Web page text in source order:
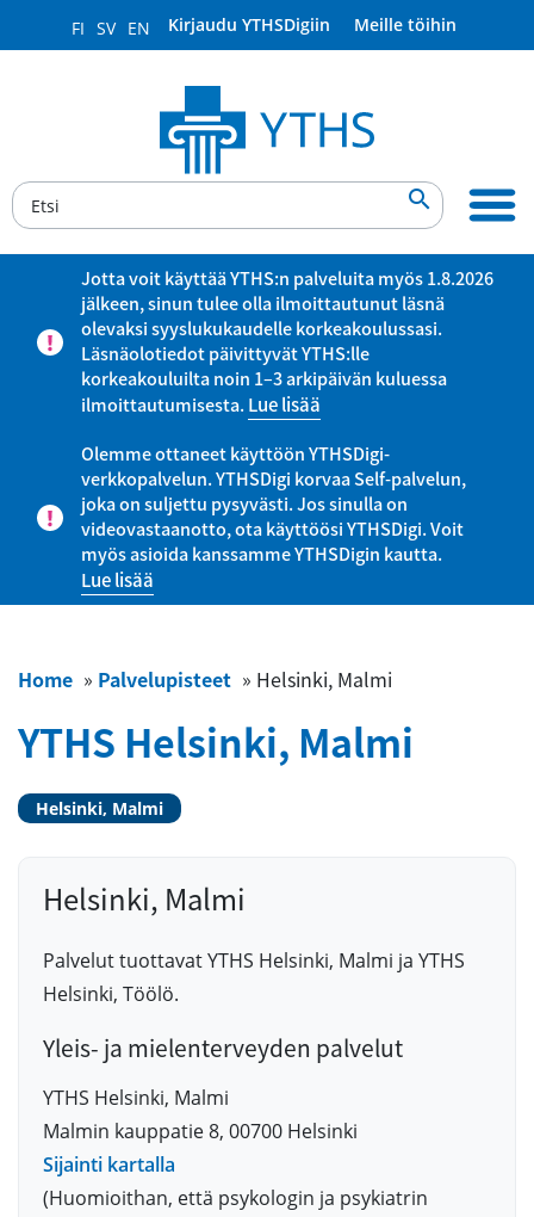
FI SV EN Kirjaudu YTHSDigiin Meille töihin

Jotta voit käyttää YTHS:n palveluita myös 1.8.2026
jälkeen, sinun tulee olla ilmoittautunut läsnä
olevaksi syyslukukaudelle korkeakoulussasi.
Läsnäolotiedot päivittyvät YTHS:lle
korkeakouluilta noin 1–3 arkipäivän kuluessa
ilmoittautumisesta.Lue lisää
Olemme ottaneet käyttöön YTHSDigi-
verkkopalvelun. YTHSDigi korvaa Self-palvelun,
joka on suljettu pysyvästi. Jos sinulla on
videovastaanotto, ota käyttöösi YTHSDigi. Voit
myös asioida kanssamme YTHSDigin kautta.
Lue lisää
Home » Palvelupisteet » Helsinki, Malmi
YTHS Helsinki, Malmi
Helsinki, Malmi
Helsinki, Malmi
Palvelut tuottavat YTHS Helsinki, Malmi ja YTHS
Helsinki, Töölö.
Yleis- ja mielenterveyden palvelut
YTHS Helsinki, Malmi
Malmin kauppatie 8, 00700 Helsinki
Sijainti kartalla
(Huomioithan, että psykologin ja psykiatrin